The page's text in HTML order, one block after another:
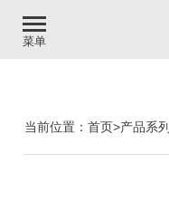
菜单
当前位置： 首页>产品系列